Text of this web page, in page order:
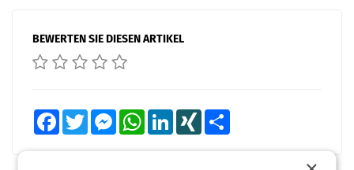
BEWERTEN SIE DIESEN ARTIKEL
FacebookTwitter MessengerWhatsAppLinkedInXING